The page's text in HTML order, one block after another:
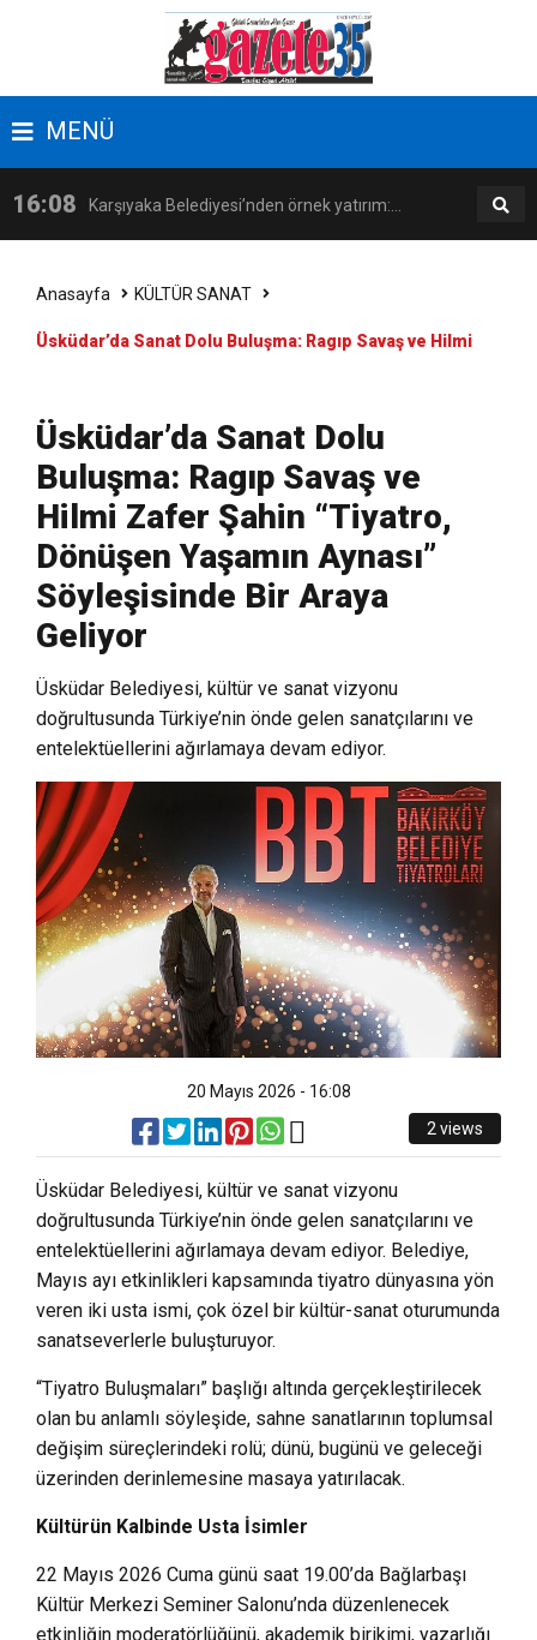
MENÜ
Latife Tekin Manisalı Sanatseverlerle Buluştu
16:38 Kemeraltı’nın kent kimliğindeki rolü Kültürel
Miras Söyleşileri’nde ele alındı
16:08 Karşıyaka Belediyesi’nden örnek yatırım:
17:09 Latife Tekin Manisalı Sanatseverlerle Buluştu
16:38 Kemeraltı’nın kent kimliğindeki rolü Kültürel
Miras Söyleşileri’nde ele alındı
Anasayfa KÜLTÜR SANAT
Üsküdar’da Sanat Dolu Buluşma: Ragıp Savaş ve Hilmi
Söyleşisinde Bir Araya Geliyor
Üsküdar’da Sanat Dolu
Buluşma: Ragıp Savaş ve
Hilmi Zafer Şahin “Tiyatro,
Dönüşen Yaşamın Aynası”
Söyleşisinde Bir Araya
Geliyor
Üsküdar Belediyesi, kültür ve sanat vizyonu
doğrultusunda Türkiye’nin önde gelen sanatçılarını ve
entelektüellerini ağırlamaya devam ediyor.
20 Mayıs 2026 - 16:08
2 views
Üsküdar Belediyesi, kültür ve sanat vizyonu
doğrultusunda Türkiye’nin önde gelen sanatçılarını ve
entelektüellerini ağırlamaya devam ediyor. Belediye,
Mayıs ayı etkinlikleri kapsamında tiyatro dünyasına yön
veren iki usta ismi, çok özel bir kültür-sanat oturumunda
sanatseverlerle buluşturuyor.
“Tiyatro Buluşmaları” başlığı altında gerçekleştirilecek
olan bu anlamlı söyleşide, sahne sanatlarının toplumsal
değişim süreçlerindeki rolü; dünü, bugünü ve geleceği
üzerinden derinlemesine masaya yatırılacak.
Kültürün Kalbinde Usta İsimler
22 Mayıs 2026 Cuma günü saat 19.00’da Bağlarbaşı
Kültür Merkezi Seminer Salonu’nda düzenlenecek
etkinliğin moderatörlüğünü, akademik birikimi, yazarlığı